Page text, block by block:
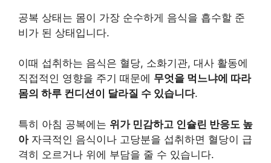
공복 상태는 몸이 가장 순수하게 음식을 흡수할 준
비가 된 상태입니다.
이때 섭취하는 음식은 혈당, 소화기관, 대사 활동에
직접적인 영향을 주기 때문에 무엇을 먹느냐에 따라
몸의 하루 컨디션이 달라질 수 있습니다.
특히 아침 공복에는 위가 민감하고 인슐린 반응도 높
아자극적인 음식이나 고당분을 섭취하면 혈당이 급
격히 오르거나 위에 부담을 줄 수 있습니다.